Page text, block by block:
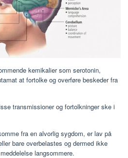
kemikalier som serotonin,
at fortolke og overføre beskeder fra
transmissioner og fortolkninger ske i
fra en alvorlig sygdom, er lav på
bare overbelastes og dermed ikke
langsommere.